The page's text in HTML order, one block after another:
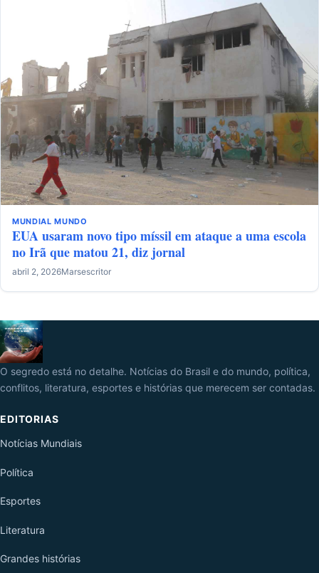
MUNDIAL MUNDO
EUA usaram novo tipo míssil em ataque a uma escola
no Irã que matou 21, diz jornal
abril 2, 2026Marsescritor
O segredo está no detalhe. Notícias do Brasil e do mundo, política,
conflitos, literatura, esportes e histórias que merecem ser contadas.
EDITORIAS
Notícias Mundiais
Política
Esportes
Literatura
Grandes histórias